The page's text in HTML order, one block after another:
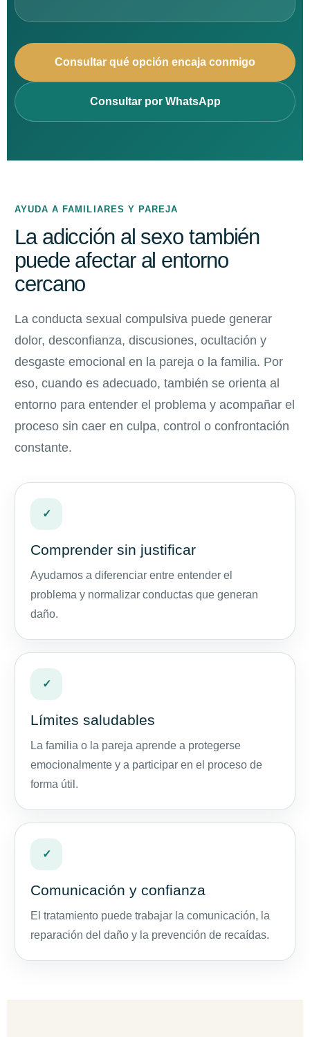
Consultar qué opción encaja conmigo
Consultar por WhatsApp
AYUDA A FAMILIARES Y PAREJA
La adicción al sexo también
puede afectar al entorno
cercano
La conducta sexual compulsiva puede generar
dolor, desconfianza, discusiones, ocultación y
desgaste emocional en la pareja o la familia. Por
eso, cuando es adecuado, también se orienta al
entorno para entender el problema y acompañar el
proceso sin caer en culpa, control o confrontación
constante.
✓
Comprender sin justificar
Ayudamos a diferenciar entre entender el
problema y normalizar conductas que generan
daño.
✓
Límites saludables
La familia o la pareja aprende a protegerse
emocionalmente y a participar en el proceso de
forma útil.
✓
Comunicación y confianza
El tratamiento puede trabajar la comunicación, la
reparación del daño y la prevención de recaídas.